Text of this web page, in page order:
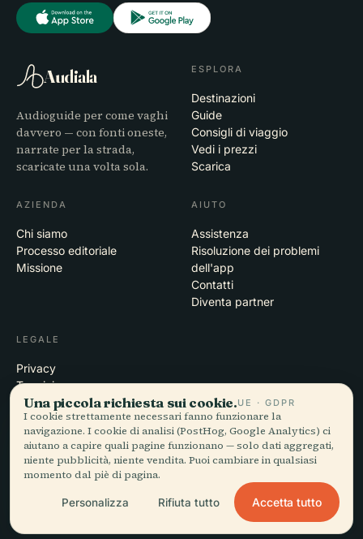
Audiala
Audioguide per come vaghi
davvero — con fonti oneste,
narrate per la strada,
scaricate una volta sola.
ESPLORA
Destinazioni
Guide
Consigli di viaggio
Vedi i prezzi
Scarica
AZIENDA
Chi siamo
Processo editoriale
Missione
AIUTO
Assistenza
Risoluzione dei problemi
dell'app
Contatti
Diventa partner
LEGALE
Privacy
Termini
Impostazioni cookie
Elimina account
© 2026 Audiala · Realizzata a Morges, Svizzera, in viaggio e tra le
EN · FR · DE · ES · IT · PT · JA · ZH · HI · RU · CS · AR
Una piccola richiesta sui cookie.UE · GDPR
I cookie strettamente necessari fanno funzionare la
navigazione. I cookie di analisi (PostHog, Google Analytics) ci
aiutano a capire quali pagine funzionano — solo dati aggregati,
niente pubblicità, niente vendita. Puoi cambiare in qualsiasi
momento dal piè di pagina.
Personalizza Rifiuta tutto Accetta tutto